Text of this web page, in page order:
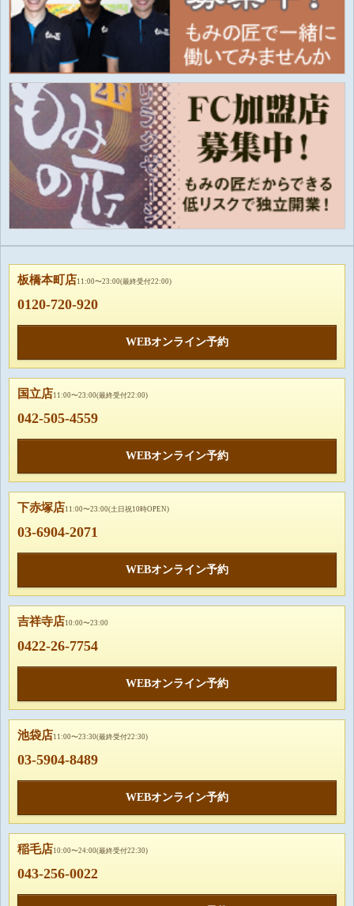
板橋本町店11:00〜23:00(最終受付22:00)
0120-720-920
WEBオンライン予約
国立店11:00〜23:00(最終受付22:00)
042-505-4559
WEBオンライン予約
下赤塚店11:00〜23:00(土日祝10時OPEN)
03-6904-2071
WEBオンライン予約
吉祥寺店10:00〜23:00
0422-26-7754
WEBオンライン予約
池袋店11:00〜23:30(最終受付22:30)
03-5904-8489
WEBオンライン予約
稲毛店10:00〜24:00(最終受付22:30)
043-256-0022